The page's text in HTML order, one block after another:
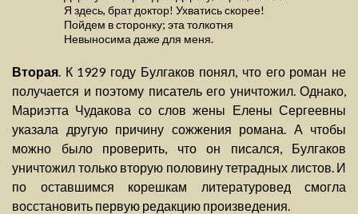
Я здесь, брат доктор! Ухватись скорее!
Пойдем в сторонку; эта толкотня
Невыносима даже для меня.
Вторая . К 1929 году Булгаков понял, что его роман не
получается и поэтому писатель его уничтожил. Однако,
Мариэтта Чудакова со слов жены Елены Сергеевны
указала другую причину сожжения романа. А чтобы
можно было проверить, что он писался, Булгаков
уничтожил только вторую половину тетрадных листов. И
по оставшимся корешкам литературовед смогла
восстановить первую редакцию произведения.